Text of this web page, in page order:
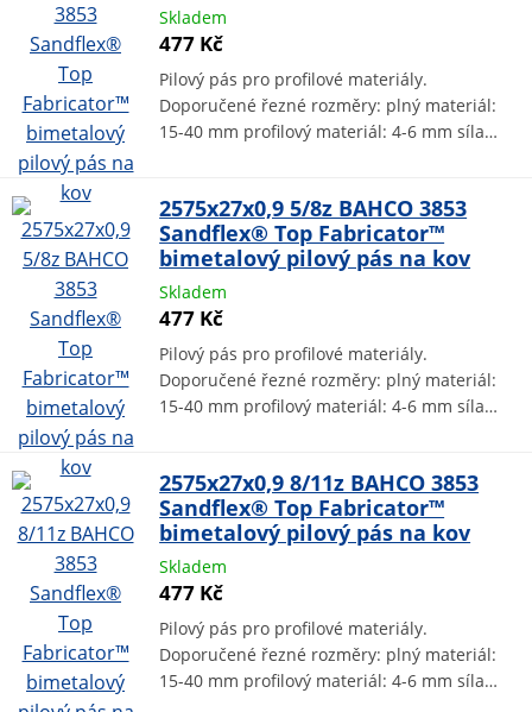
Skladem
477 Kč
Pilový pás pro profilové materiály.
Doporučené řezné rozměry: plný materiál:
15-40 mm profilový materiál: 4-6 mm síla…
2575x27x0,9 5/8z BAHCO 3853
Sandflex® Top Fabricator™
bimetalový pilový pás na kov
Skladem
477 Kč
Pilový pás pro profilové materiály.
Doporučené řezné rozměry: plný materiál:
15-40 mm profilový materiál: 4-6 mm síla…
2575x27x0,9 8/11z BAHCO 3853
Sandflex® Top Fabricator™
bimetalový pilový pás na kov
Skladem
477 Kč
Pilový pás pro profilové materiály.
Doporučené řezné rozměry: plný materiál:
15-40 mm profilový materiál: 4-6 mm síla…